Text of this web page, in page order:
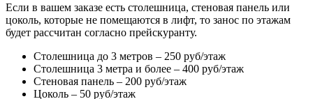
Если в вашем заказе есть столешница, стеновая панель или
цоколь, которые не помещаются в лифт, то занос по этажам
будет рассчитан согласно прейскуранту.
Столешница до 3 метров – 250 руб/этаж
Столешница 3 метра и более – 400 руб/этаж
Стеновая панель – 200 руб/этаж
Цоколь – 50 руб/этаж